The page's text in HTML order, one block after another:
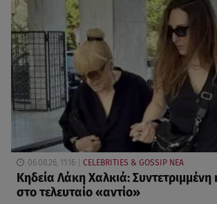
06.08.26, 11:16 CELEBRITIES & GOSSIP ΝΕΑ
Κηδεία Λάκη Χαλκιά: Συντετριμμένη
στο τελευταίο «αντίο»